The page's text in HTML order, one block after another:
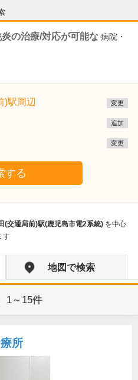
の治療/対応が可能な 病院・
)駅周辺 変更
追加
変更
する
(交通局前)駅(鹿児島市電2系統) を中心
す
地図で検索
1～15件
所